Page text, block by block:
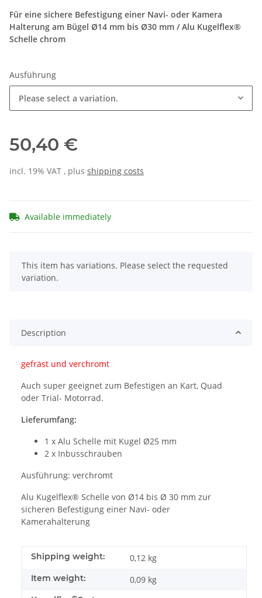
Für eine sichere Befestigung einer Navi- oder Kamera
Halterung am Bügel Ø14 mm bis Ø30 mm / Alu Kugelflex®
Schelle chrom
Ausführung
Please select a variation.
50,40 €
incl. 19% VAT , plus shipping costs
Available immediately
x
This item has variations. Please select the requested
variation.
Description
gefräst und verchromt
Auch super geeignet zum Befestigen an Kart, Quad
oder Trial- Motorrad.
Lieferumfang:
1 x Alu Schelle mit Kugel Ø25 mm
2 x Inbusschrauben
Ausführung: verchromt
Alu Kugelflex® Schelle von Ø14 bis Ø 30 mm zur
sicheren Befestigung einer Navi- oder
Kamerahalterung
Shipping weight: 0,12 kg
Item weight: 0,09 kg